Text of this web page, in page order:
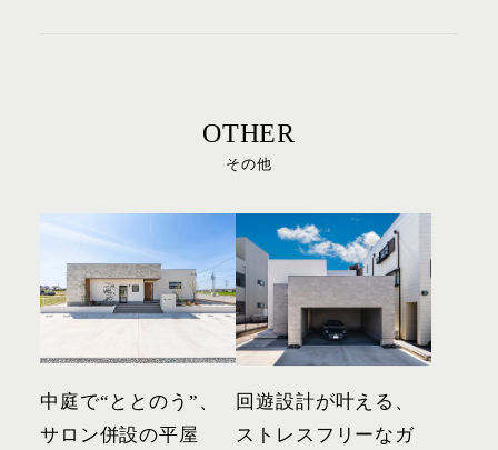
OTHER
その他
中庭で“ととのう”、
サロン併設の平屋
回遊設計が叶える、
ストレスフリーなガ